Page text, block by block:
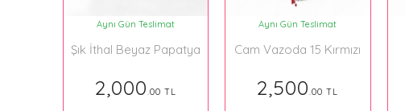
Aynı Gün Teslimat
Şık İthal Beyaz Papatya
2,000.00 TL
Aynı Gün Teslimat
Cam Vazoda 15 Kırmızı
2,500.00 TL